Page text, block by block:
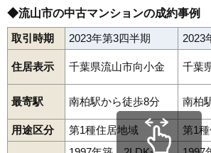
◆流山市の中古マンションの成約事例
取引時期 2023年第3四半期 2023
住居表示 千葉県流山市向小金 千葉
最寄駅 南柏駅から徒歩8分 南柏
用途区分 第1種住居地域 第1